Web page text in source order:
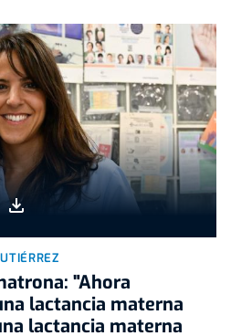
"Ahora
lactancia materna
lactancia materna